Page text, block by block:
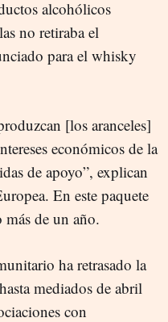
alcohólicos
no retiraba el
para el whisky
[los aranceles]
económicos de la
de apoyo”, explican
En este paquete
más de un año.
ha retrasado la
mediados de abril
con